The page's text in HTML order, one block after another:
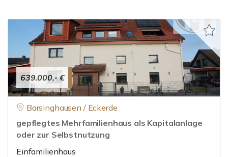
639.000,- €
Barsinghausen / Eckerde
gepflegtes Mehrfamilienhaus als Kapitalanlage
oder zur Selbstnutzung
Einfamilienhaus